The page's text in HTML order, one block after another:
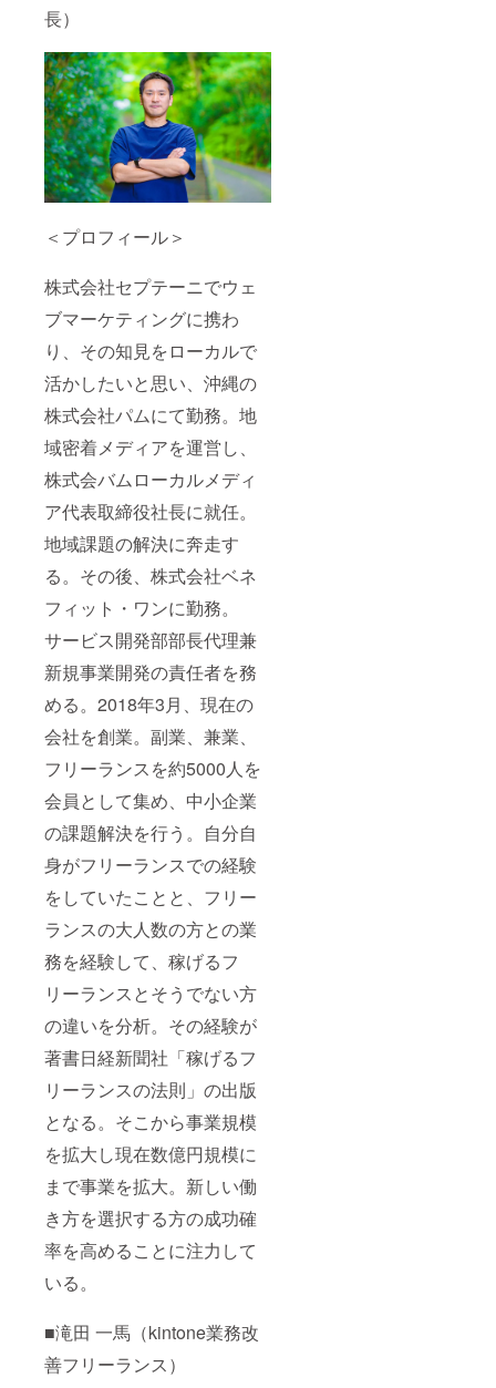
長）
＜プロフィール＞
株式会社セプテーニでウェ
ブマーケティングに携わ
り、その知見をローカルで
活かしたいと思い、沖縄の
株式会社パムにて勤務。地
域密着メディアを運営し、
株式会バムローカルメディ
ア代表取締役社⻑に就任。
地域課題の解決に奔走す
る。その後、株式会社ベネ
フィット・ワンに勤務。
サービス開発部部⻑代理兼
新規事業開発の責任者を務
める。2018年3月、現在の
会社を創業。副業、兼業、
フリーランスを約5000人を
会員として集め、中小企業
の課題解決を行う。自分自
身がフリーランスでの経験
をしていたことと、フリー
ランスの大人数の方との業
務を経験して、稼げるフ
リーランスとそうでない方
の違いを分析。その経験が
著書日経新聞社「稼げるフ
リーランスの法則」の出版
となる。そこから事業規模
を拡大し現在数億円規模に
まで事業を拡大。新しい働
き方を選択する方の成功確
率を高めることに注力して
いる。
■滝田 一馬（kintone業務改
善フリーランス）